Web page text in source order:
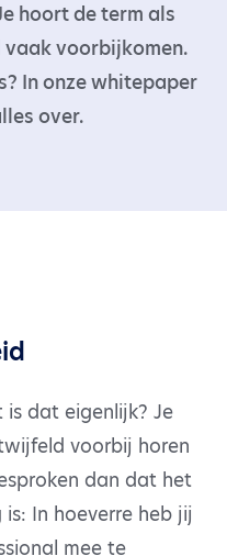
hoort de term als
voorbijkomen.
In onze whitepaper
over.
dat eigenlijk? Je
voorbij horen
dan dat het
In hoeverre heb jij
mee te